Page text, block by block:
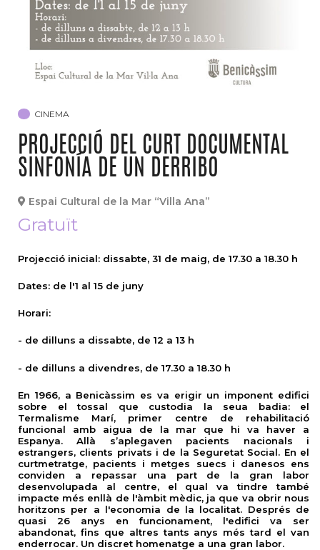
CINEMA
PROJECCIÓ DEL CURT DOCUMENTAL
SINFONÍA DE UN DERRIBO
Espai Cultural de la Mar “Villa Ana”
Gratuït
Projecció inicial: dissabte, 31 de maig, de 17.30 a 18.30 h
Dates: de l'1 al 15 de juny
Horari:
- de dilluns a dissabte, de 12 a 13 h
- de dilluns a divendres, de 17.30 a 18.30 h
En 1966, a Benicàssim es va erigir un imponent edifici
sobre el tossal que custodia la seua badia: el
Termalisme Marí, primer centre de rehabilitació
funcional amb aigua de la mar que hi va haver a
Espanya. Allà s’aplegaven pacients nacionals i
estrangers, clients privats i de la Seguretat Social. En el
curtmetratge, pacients i metges suecs i danesos ens
conviden a repassar una part de la gran labor
desenvolupada al centre, el qual va tindre també
impacte més enllà de l'àmbit mèdic, ja que va obrir nous
horitzons per a l'economia de la localitat. Després de
quasi 26 anys en funcionament, l'edifici va ser
abandonat, fins que altres tants anys més tard el van
enderrocar. Un discret homenatge a una gran labor.